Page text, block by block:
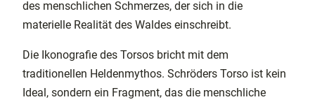
des menschlichen Schmerzes, der sich in die
materielle Realität des Waldes einschreibt.
Die Ikonografie des Torsos bricht mit dem
traditionellen Heldenmythos. Schröders Torso ist kein
Ideal, sondern ein Fragment, das die menschliche